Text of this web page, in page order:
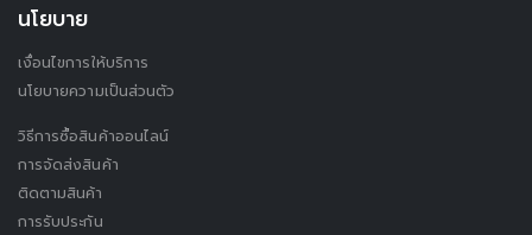
นโยบาย
เงื่อนไขการให้บริการ
นโยบายความเป็นส่วนตัว
วิธีการซื้อสินค้าออนไลน์
การจัดส่งสินค้า
ติดตามสินค้า
การรับประกัน